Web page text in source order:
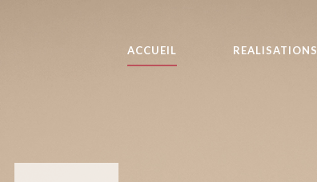
ACCUEIL REALISATIONS